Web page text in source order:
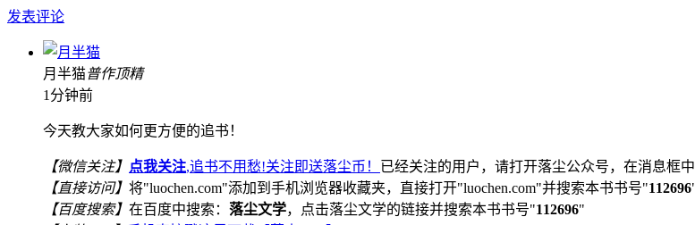
发表评论
月半猫普作顶精
1分钟前
今天教大家如何更方便的追书！
【微信关注】 点我关注,追书不用愁!关注即送落尘币！ 已经关注的用户，请打开落尘公众号，在消息框
【直接访问】 将"luochen.com"添加到手机浏览器收藏夹，直接打开"luochen.com"并搜索本书书号"112696
【百度搜索】 在百度中搜索： 落尘文学，点击落尘文学的链接并搜索本书书号"112696"